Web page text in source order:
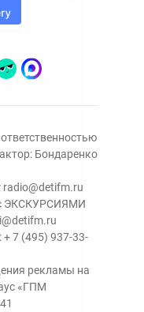
Бондаренко
radio@detifm.ru
ЭКСКУРСИЯМИ
+ 7 (495) 937-33-
рекламы на
«ГПМ